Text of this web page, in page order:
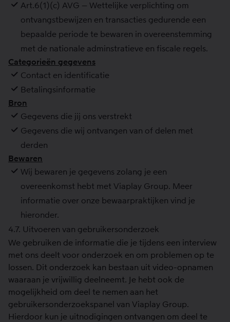
Art.6(1)(c) AVG – Wettelijke verplichting om
ontvangstbewijzen en transacties gedurende een
bepaalde periode te bewaren in overeenstemming
met de nationale adminstratieve en fiscale regels.
Categorieën gegevens
Contact en identificatie
Betalingsinformatie
Bron
Gegevens die jij ons verstrekt
Gegevens die wij ontvangen van of delen met
derden
Bewaren
Wij bewaren je gegevens zolang je een
overeenkomst hebt met Viaplay Group. Meer
informatie over onze bewaarpraktijken vind je
hieronder.
4.7. Uitvoeren van gebruikersonderzoek
We gebruiken de informatie die je tijdens een interview
met ons deelt voor onderzoek en om problemen op te
lossen. Dit onderzoek kan bestaan uit video-opnamen
waaraan je vrijwillig deelneemt. Je hebt ook de
mogelijkheid om deel te nemen aan het
gebruikersonderzoekspanel van Viaplay Group.
Hierdoor kun je uitnodigingen ontvangen om deel te